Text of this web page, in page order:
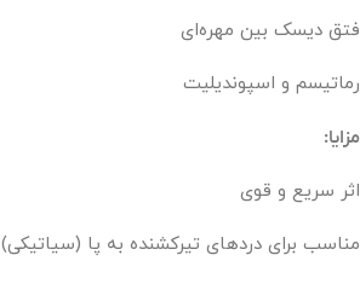
فتق دیسک بین مهره‌ای
رماتیسم و اسپوندیلیت
مزایا:
اثر سریع و قوی
مناسب برای دردهای تیرکشنده به پا (سیاتیکی)